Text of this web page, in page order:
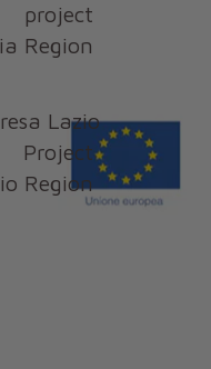
project
Region
Lazio
Project
Region